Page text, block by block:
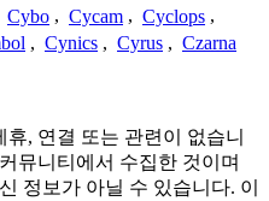
Cybo , Cycam , Cyclops ,
, Cynics , Cyrus , Czarna
휴, 연결 또는 관련이 없습니
뮤니티에서 수집한 것이며
정보가 아닐 수 있습니다. 이